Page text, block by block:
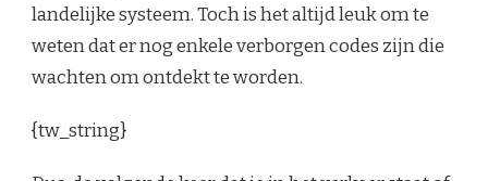
landelijke systeem. Toch is het altijd leuk om te
weten dat er nog enkele verborgen codes zijn die
wachten om ontdekt te worden.
{tw_string}